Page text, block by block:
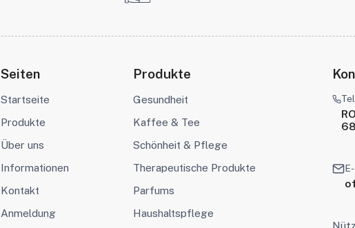
Seiten
Startseite
Produkte
Über uns
Informationen
Kontakt
Anmeldung
Produkte
Gesundheit
Kaffee & Tee
Schönheit & Pflege
Therapeutische Produkte
Parfums
Haushaltspflege